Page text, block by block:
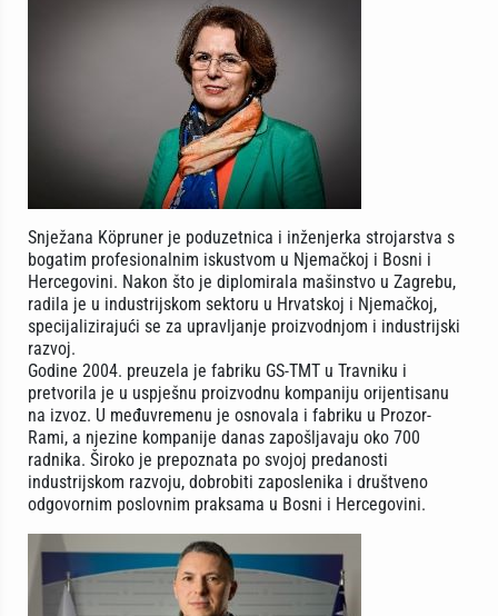
Snježana Köpruner je poduzetnica i inženjerka strojarstva s
bogatim profesionalnim iskustvom u Njemačkoj i Bosni i
Hercegovini. Nakon što je diplomirala mašinstvo u Zagrebu,
radila je u industrijskom sektoru u Hrvatskoj i Njemačkoj,
specijalizirajući se za upravljanje proizvodnjom i industrijski
razvoj.
Godine 2004. preuzela je fabriku GS-TMT u Travniku i
pretvorila je u uspješnu proizvodnu kompaniju orijentisanu
na izvoz. U međuvremenu je osnovala i fabriku u Prozor-
Rami, a njezine kompanije danas zapošljavaju oko 700
radnika. Široko je prepoznata po svojoj predanosti
industrijskom razvoju, dobrobiti zaposlenika i društveno
odgovornim poslovnim praksama u Bosni i Hercegovini.